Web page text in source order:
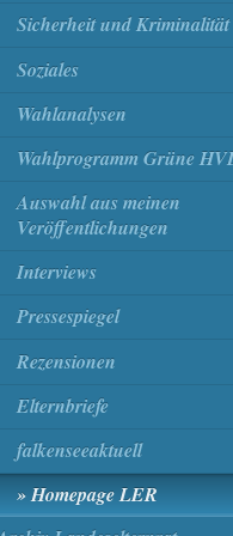
Sicherheit und Kriminalität
Soziales
Wahlanalysen
Wahlprogramm Grüne
Auswahl aus meinen
Veröffentlichungen
Interviews
Pressespiegel
Rezensionen
Elternbriefe
falkenseeaktuell
Homepage LER